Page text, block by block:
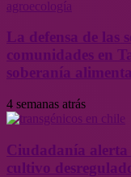
La defensa de las
comunidades en
soberanía
4 semanas atrás
Ciudadanía alerta
cultivo